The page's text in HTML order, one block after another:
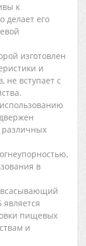
к
делает его
изготовлен
и
не вступает с
различных
в
всасывающий
пищевых
и